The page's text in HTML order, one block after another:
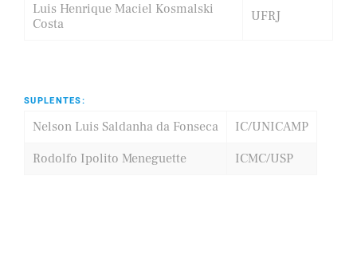
Luis Henrique Maciel Kosmalski
Costa
UFRJ
SUPLENTES:
Nelson Luis Saldanha da Fonseca
IC/UNICAMP
Rodolfo Ipolito Meneguette
ICMC/USP